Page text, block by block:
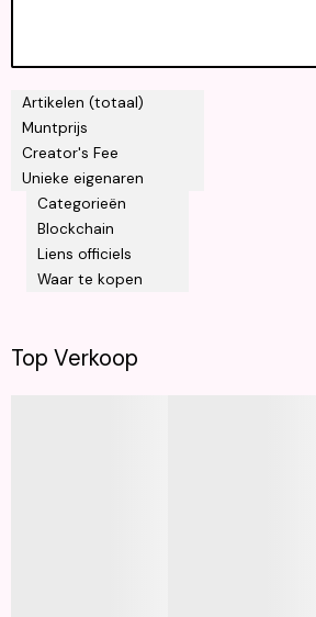
Artikelen (totaal)
Muntprijs
Creator's Fee
Unieke eigenaren
Categorieën
Blockchain
Liens officiels
Waar te kopen
Top Verkoop